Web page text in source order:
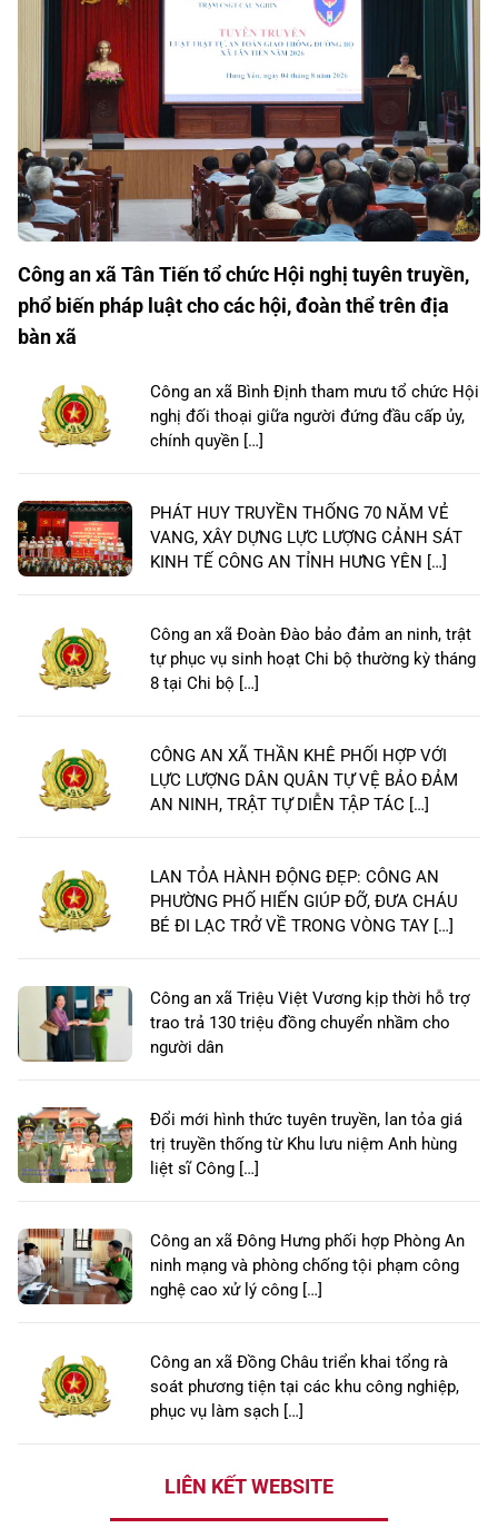
Công an xã Tân Tiến tổ chức Hội nghị tuyên truyền,
phổ biến pháp luật cho các hội, đoàn thể trên địa
bàn xã
Công an xã Bình Định tham mưu tổ chức Hội
nghị đối thoại giữa người đứng đầu cấp ủy,
chính quyền […]
PHÁT HUY TRUYỀN THỐNG 70 NĂM VẺ
VANG, XÂY DỰNG LỰC LƯỢNG CẢNH SÁT
KINH TẾ CÔNG AN TỈNH HƯNG YÊN […]
Công an xã Đoàn Đào bảo đảm an ninh, trật
tự phục vụ sinh hoạt Chi bộ thường kỳ tháng
8 tại Chi bộ […]
CÔNG AN XÃ THẦN KHÊ PHỐI HỢP VỚI
LỰC LƯỢNG DÂN QUÂN TỰ VỆ BẢO ĐẢM
AN NINH, TRẬT TỰ DIỄN TẬP TÁC […]
LAN TỎA HÀNH ĐỘNG ĐẸP: CÔNG AN
PHƯỜNG PHỐ HIẾN GIÚP ĐỠ, ĐƯA CHÁU
BÉ ĐI LẠC TRỞ VỀ TRONG VÒNG TAY […]
Công an xã Triệu Việt Vương kịp thời hỗ trợ
trao trả 130 triệu đồng chuyển nhầm cho
người dân
Đổi mới hình thức tuyên truyền, lan tỏa giá
trị truyền thống từ Khu lưu niệm Anh hùng
liệt sĩ Công […]
Công an xã Đông Hưng phối hợp Phòng An
ninh mạng và phòng chống tội phạm công
nghệ cao xử lý công […]
Công an xã Đồng Châu triển khai tổng rà
soát phương tiện tại các khu công nghiệp,
phục vụ làm sạch […]
LIÊN KẾT WEBSITE